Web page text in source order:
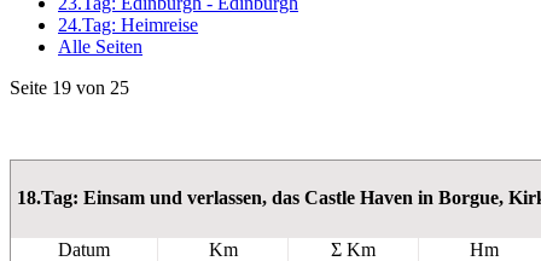
24.Tag: Heimreise
Alle Seiten
Seite 19 von 25
18.Tag: Einsam und verlassen, das Castle Haven in Borgue,
Datum Km Σ Km
Hm